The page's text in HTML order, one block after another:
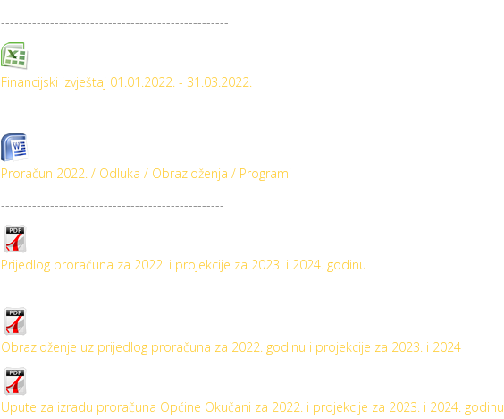
---------------------------------------------------
Financijski izvještaj 01.01.2022. - 31.03.2022.
---------------------------------------------------
Proračun 2022. / Odluka / Obrazloženja / Programi
--------------------------------------------------
Prijedlog proračuna za 2022. i projekcije za 2023. i 2024. godinu
Obrazloženje uz prijedlog proračuna za 2022. godinu i projekcije za 2023. i 2024
Upute za izradu proračuna Općine Okučani za 2022. i projekcije za 2023. i 2024. godinu